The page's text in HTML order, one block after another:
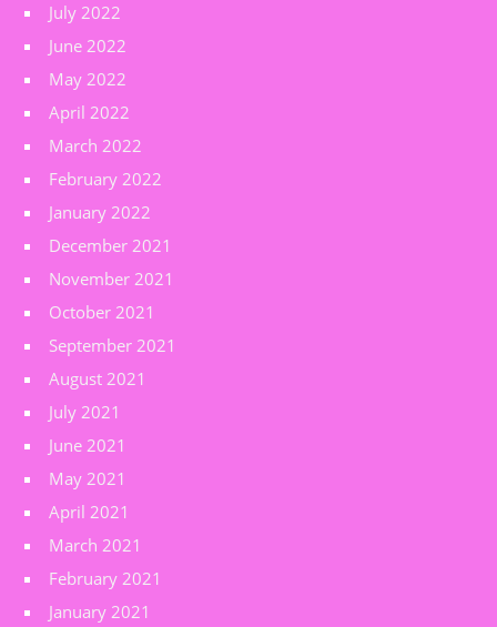
July 2022
June 2022
May 2022
April 2022
March 2022
February 2022
January 2022
December 2021
November 2021
October 2021
September 2021
August 2021
July 2021
June 2021
May 2021
April 2021
March 2021
February 2021
January 2021